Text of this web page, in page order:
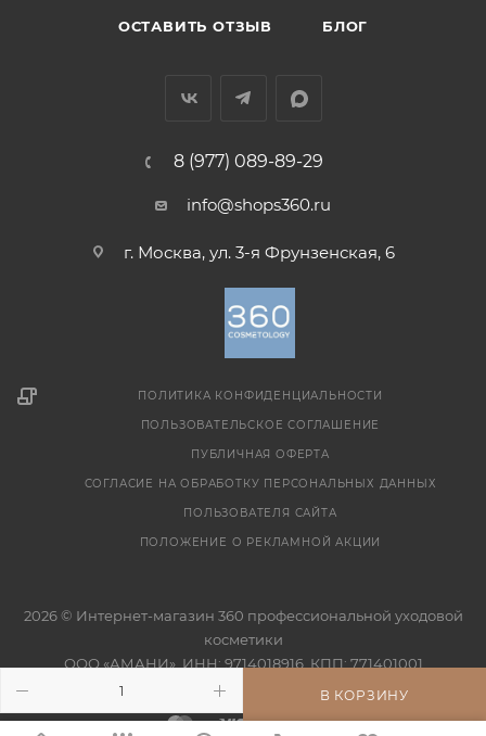
В КОРЗИНУ
ОСТАВИТЬ ОТЗЫВ БЛОГ
8 (977) 089-89-29
info@shops360.ru
г. Москва, ул. 3-я Фрунзенская, 6
ПОЛИТИКА КОНФИДЕНЦИАЛЬНОСТИ
ПОЛЬЗОВАТЕЛЬСКОЕ СОГЛАШЕНИЕ
ПУБЛИЧНАЯ ОФЕРТА
СОГЛАСИЕ НА ОБРАБОТКУ ПЕРСОНАЛЬНЫХ ДАННЫХ
ПОЛЬЗОВАТЕЛЯ САЙТА
ПОЛОЖЕНИЕ О РЕКЛАМНОЙ АКЦИИ
2026 © Интернет-магазин 360 профессиональной уходовой
косметики
ООО «АМАНИ», ИНН: 9714018916, КПП: 771401001